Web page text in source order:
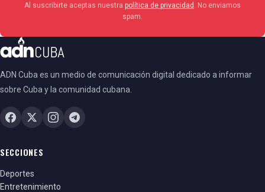
Al suscribirte aceptas nuestra política de privacidad
. No enviamos
spam.
ADN Cuba es un medio de comunicación digital dedicado a informar
sobre Cuba y la comunidad cubana.
SECCIONES
Deportes
Entretenimiento